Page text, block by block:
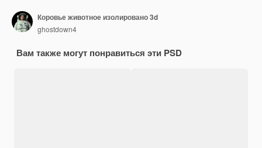
Коровье животное изолировано 3d
ghostdown4
Вам также могут понравиться эти PSD